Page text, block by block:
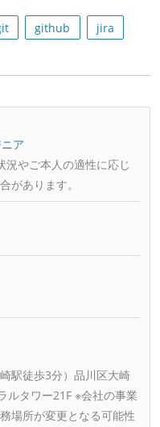
github
jira
ア
況やご本人の適性に応じ
があります。
駅徒歩3分）品川区大崎
ルタワー21F ※会社の事業
場所が変更となる可能性